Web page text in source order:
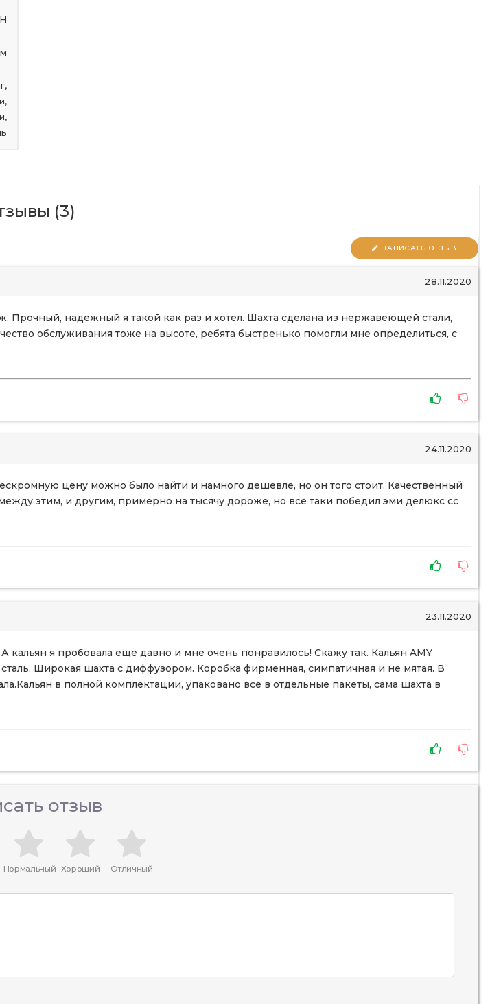
(3)
НАПИСАТЬ ОТЗЫВ
28.11.2020
Прочный, надежный я такой как раз и хотел. Шахта сделана из нержавеющей стали,
обслуживания тоже на высоте, ребята быстренько помогли мне определиться, с
24.11.2020
цену можно было найти и намного дешевле, но он того стоит. Качественный
этим, и другим, примерно на тысячу дороже, но всё таки победил эми делюкс сс
23.11.2020
я пробовала еще давно и мне очень понравилось! Скажу так. Кальян AMY
Широкая шахта с диффузором. Коробка фирменная, симпатичная и не мятая. В
в полной комплектации, упаковано всё в отдельные пакеты, сама шахта в
отзыв
Нормальный Хороший Отличный